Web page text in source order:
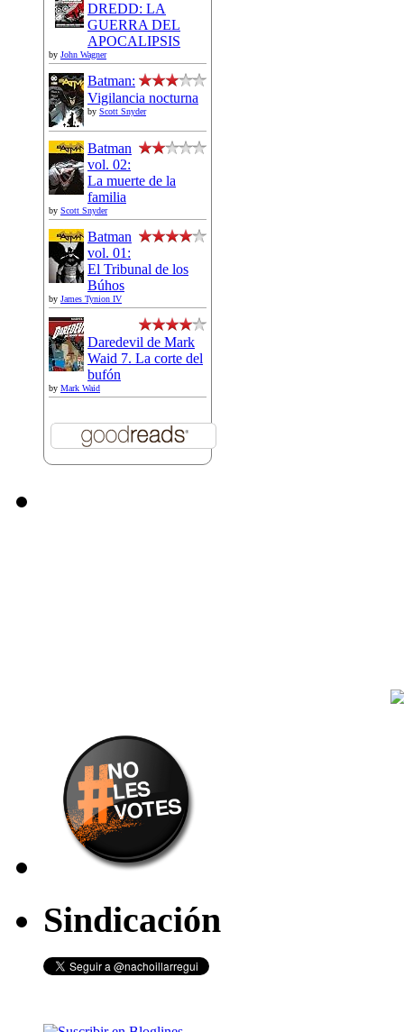
DREDD: LA
GUERRA DEL
APOCALIPSIS
by John Wagner
Batman:
Vigilancia nocturna
by Scott Snyder
Batman
vol. 02:
La muerte de la
familia
by Scott Snyder
Batman
vol. 01:
El Tribunal de los
Búhos
by James Tynion IV
Daredevil de Mark
Waid 7. La corte del
bufón
by Mark Waid
Sindicación